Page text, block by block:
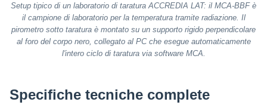
Setup tipico di un laboratorio di taratura ACCREDIA LAT: il MCA-BBF è
il campione di laboratorio per la temperatura tramite radiazione. Il
pirometro sotto taratura è montato su un supporto rigido perpendicolare
al foro del corpo nero, collegato al PC che esegue automaticamente
l'intero ciclo di taratura via software MCA.
Specifiche tecniche complete